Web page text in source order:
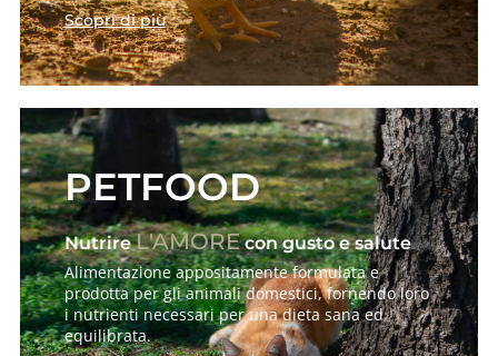
Scopri di più
PETFOOD
NutrireL'AMOREcon gusto e salute
Alimentazione appositamente formulata e
prodotta per gli animali domestici, fornendo loro
i nutrienti necessari per una dieta sana ed
equilibrata.